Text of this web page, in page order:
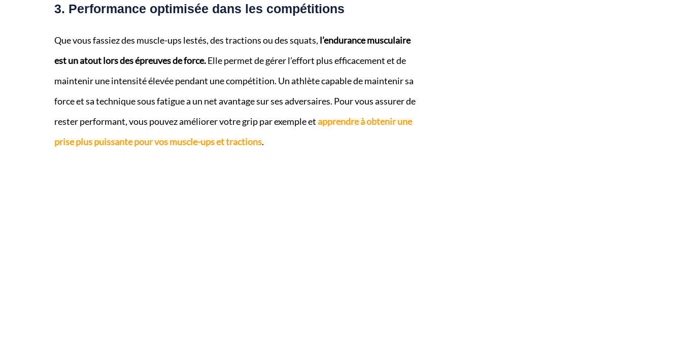
3. Performance optimisée dans les compétitions
Que vous fassiez des muscle-ups lestés, des tractions ou des squats, l’endurance musculaire
est un atout lors des épreuves de force.Elle permet de gérer l’effort plus efficacement et de
maintenir une intensité élevée pendant une compétition. Un athlète capable de maintenir sa
force et sa technique sous fatigue a un net avantage sur ses adversaires. Pour vous assurer de
rester performant, vous pouvez améliorer votre grip par exemple etapprendre à obtenir une
prise plus puissante pour vos muscle-ups et tractions.